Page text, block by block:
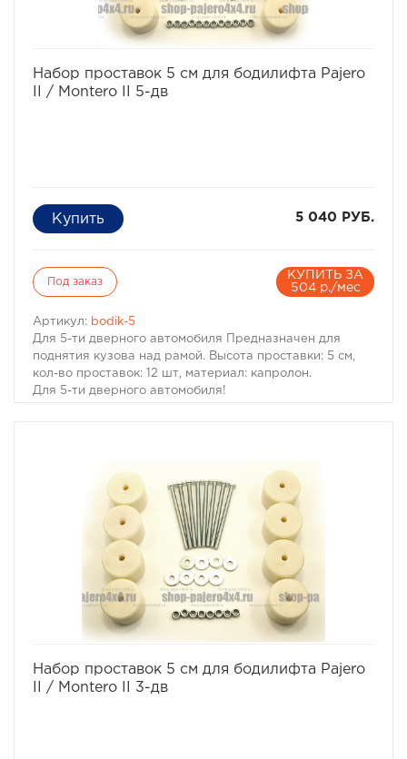
· Кол-во проставок: 8 шт
· Материал: капролон
Комплект проставок для бодилифта Pajero II / Montero
Набор проставок 5 см для бодилифта Pajero
II / Montero II 5-дв
5 040 РУБ.
Под заказ
КУПИТЬ ЗА
504 р./мес
Артикул: bodik-5
Для 5-ти дверного автомобиля Предназначен для
поднятия кузова над рамой. Высота проставки: 5 см,
кол-во проставок: 12 шт, материал: капролон.
Для 5-ти дверного автомобиля!
условиях офф-роуд.
В комплект проставок для бодилифта Pajero II /
Montero II входят сами проставки, а также болты, гайки
и шайбы для крепления.
Характеристики Комплекта проставок для бодилифта
Pajero II / Montero II:
· Высота проставки: 5 см
· Кол-во проставок: 12 шт
· Материал: капролон
Комплект проставок для бодилифта Pajero II / Montero
Набор проставок 5 см для бодилифта Pajero
II / Montero II 3-дв